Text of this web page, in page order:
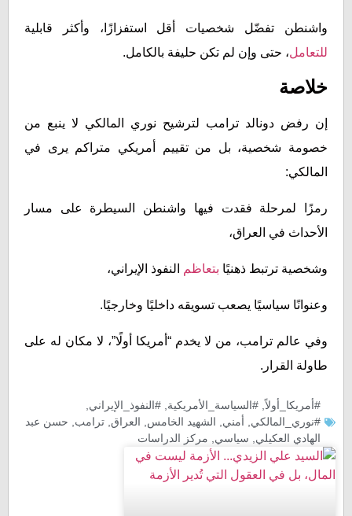
واشنطن تفضّل شخصيات أقل استفزازًا، وأكثر قابلية
للتعامل، حتى وإن لم تكن حليفة بالكامل.
خلاصة
إن رفض دونالد ترامب لترشيح نوري المالكي لا ينبع من
خصومة شخصية، بل من تقييم أمريكي متراكم يرى في
المالكي:
رمزًا لمرحلة فقدت فيها واشنطن السيطرة على مسار
الأحداث في العراق،
وشخصية ترتبط ذهنيًا بتعاظم النفوذ الإيراني،
وعنوانًا سياسيًا يصعب تسويقه داخليًا وخارجيًا.
وفي عالم ترامب، من لا يخدم “أمريكا أولًا”، لا مكان له على
طاولة القرار.
#أمريكا_أولاً, #السياسة_الأمريكية #النفوذ_الإيراني
#نوري_المالكي
أمني الشهيد الخامس العراق ترامب
حسن عبد
الهادي العكيلي
سیاسي مركز الدراسات